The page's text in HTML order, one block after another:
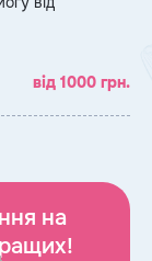
від 1000 грн.
на